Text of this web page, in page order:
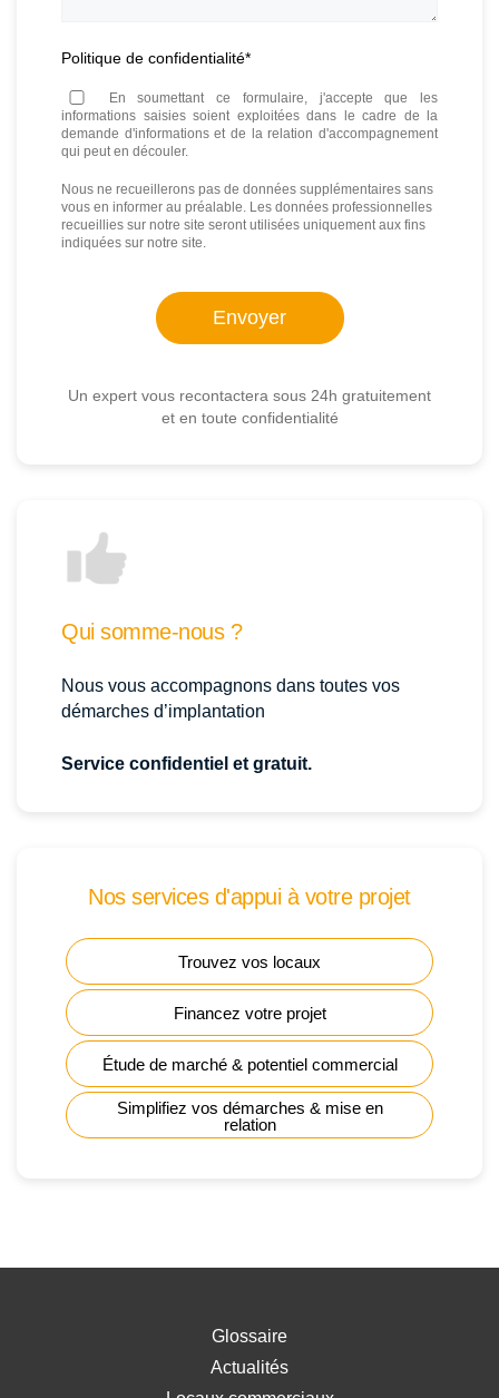
Politique de confidentialité*
En soumettant ce formulaire, j'accepte que les
informations saisies soient exploitées dans le cadre de la
demande d'informations et de la relation d'accompagnement
qui peut en découler.
Nous ne recueillerons pas de données supplémentaires sans
vous en informer au préalable. Les données professionnelles
recueillies sur notre site seront utilisées uniquement aux fins
indiquées sur notre site.
Un expert vous recontactera sous 24h gratuitement
et en toute confidentialité
Qui somme-nous ?
Nous vous accompagnons dans toutes vos
démarches d’implantation
Service confidentiel et gratuit.
Nos services d'appui à votre projet
Trouvez vos locaux
Financez votre projet
Étude de marché & potentiel commercial
Simplifiez vos démarches & mise en
relation
Glossaire
Actualités